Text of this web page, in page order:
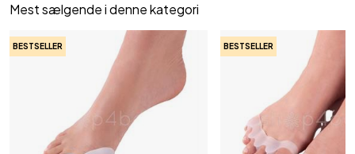
Mest sælgende i denne kategori
BESTSELLER BESTSELLER